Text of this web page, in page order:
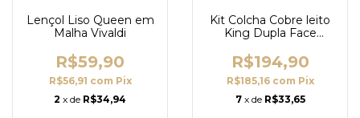
Lençol Liso Queen em
Malha Vivaldi
R$59,90
R$56,91 com Pix
2 x de R$34,94
Kit Colcha Cobre leito
King Dupla Face
R$194,90
R$185,16 com Pix
7 x de R$33,65